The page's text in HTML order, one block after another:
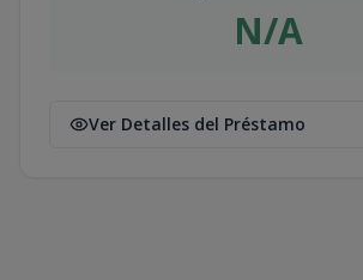
N/A
Ver Detalles del Préstamo